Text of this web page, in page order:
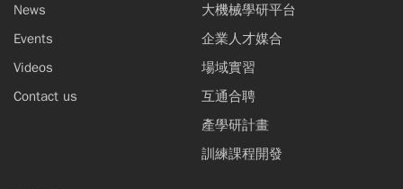
News
Events
Videos
Contact us
大機械學研平台
企業人才媒合
場域實習
互通合聘
產學研計畫
訓練課程開發